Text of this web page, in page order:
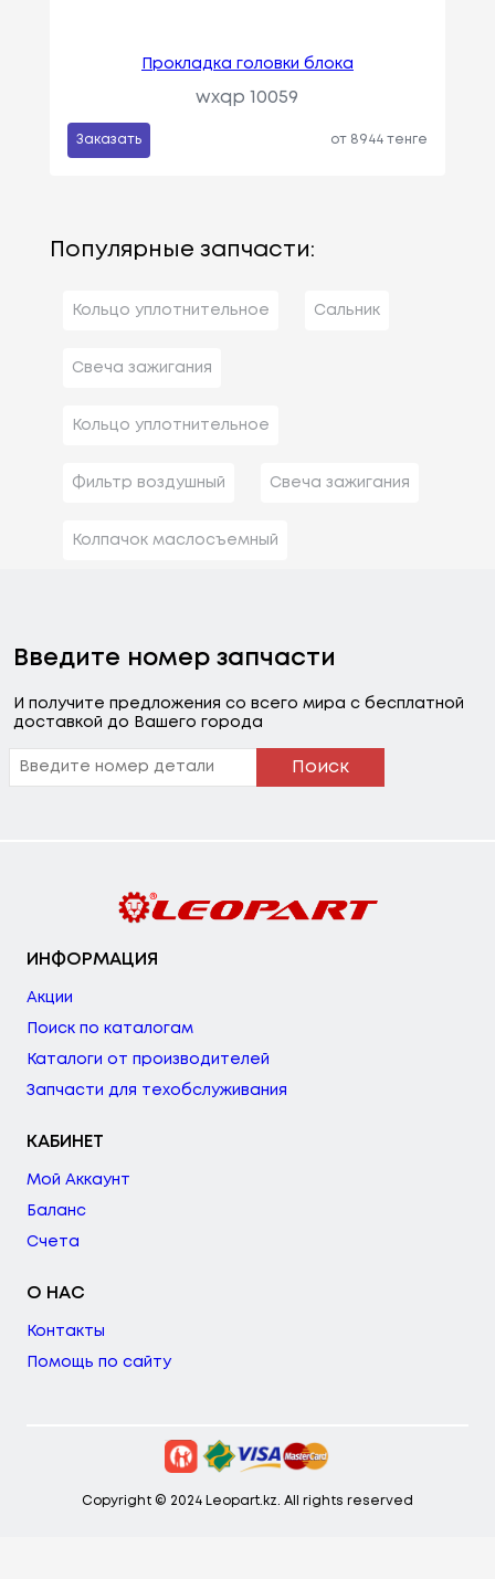
Прокладка головки блока
wxqp 10059
Заказать от 8944 тенге
Популярные запчасти:
Кольцо уплотнительное Сальник
Свеча зажигания
Кольцо уплотнительное
Фильтр воздушный Свеча зажигания
Колпачок маслосъемный
Введите номер запчасти
И получите предложения со всего мира с бесплатной
доставкой до Вашего города
Поиск
ИНФОРМАЦИЯ
Акции
Поиск по каталогам
Каталоги от производителей
Запчасти для техобслуживания
КАБИНЕТ
Мой Аккаунт
Баланс
Счета
О НАС
Контакты
Помощь по сайту
Copyright © 2024 Leopart.kz. All rights reserved